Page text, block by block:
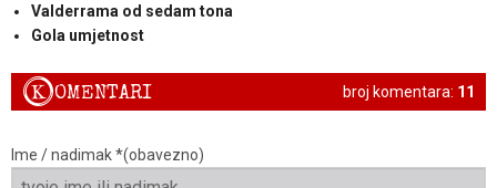
Valderrama od sedam tona
Gola umjetnost
broj komentara: 11
KOMENTARI
Ime / nadimak *(obavezno)